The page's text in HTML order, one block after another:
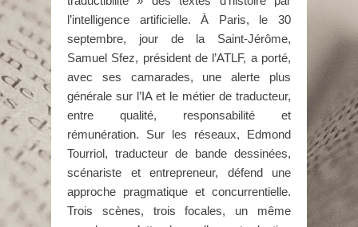
l’intelligence artificielle. À Paris, le 30
septembre, jour de la Saint-Jérôme,
Samuel Sfez, président de l’ATLF, a porté,
avec ses camarades, une alerte plus
générale sur l’IA et le métier de traducteur,
entre qualité, responsabilité et
rémunération. Sur les réseaux, Edmond
Tourriol, traducteur de bande dessinées,
scénariste et entrepreneur, défend une
approche pragmatique et concurrentielle.
Trois scènes, trois focales, un même